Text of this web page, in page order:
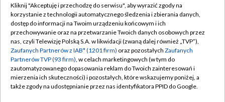
TVP
Abonament TVP
Emisja w TVP
Centrum informacji TVP
Naziemna Telewizja Cyfrowa
Regulamin TVP
Polityka prywatności
Moje zgody
Pomoc
Kliknij "Akceptuję i przechodzę do serwisu", aby wyrazić zgody na
korzystanie z technologii automatycznego śledzenia i zbierania danych,
dostęp do informacji na Twoim urządzeniu końcowym i ich
przechowywanie oraz na przetwarzanie Twoich danych osobowych przez
nas, czyli Telewizję Polską S.A. w likwidacji (zwaną dalej również „TVP”),
Zaufanych Partnerów z IAB* (1201 firm) oraz pozostałych Zaufanych
Partnerów TVP (93 firm), w celach marketingowych (w tym do
zautomatyzowanego dopasowania reklam do Twoich zainteresowań i
mierzenia ich skuteczności) i pozostałych, które wskazujemy poniżej, a
także zgody na udostępnianie przez nas identyfikatora PPID do Google.